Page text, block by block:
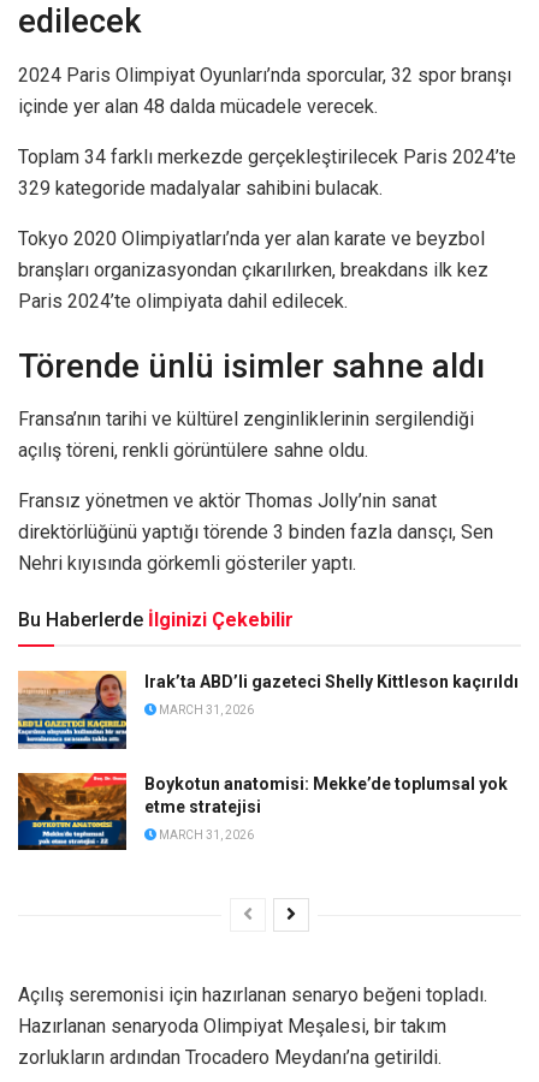
edilecek
2024 Paris Olimpiyat Oyunları’nda sporcular, 32 spor branşı
içinde yer alan 48 dalda mücadele verecek.
Toplam 34 farklı merkezde gerçekleştirilecek Paris 2024’te
329 kategoride madalyalar sahibini bulacak.
Tokyo 2020 Olimpiyatları’nda yer alan karate ve beyzbol
branşları organizasyondan çıkarılırken, breakdans ilk kez
Paris 2024’te olimpiyata dahil edilecek.
Törende ünlü isimler sahne aldı
Fransa’nın tarihi ve kültürel zenginliklerinin sergilendiği
açılış töreni, renkli görüntülere sahne oldu.
Fransız yönetmen ve aktör Thomas Jolly’nin sanat
direktörlüğünü yaptığı törende 3 binden fazla dansçı, Sen
Nehri kıyısında görkemli gösteriler yaptı.
Bu Haberlerde İlginizi Çekebilir
Irak’ta ABD’li gazeteci Shelly Kittleson kaçırıldı
MARCH 31, 2026
Boykotun anatomisi: Mekke’de toplumsal yok
etme stratejisi
MARCH 31, 2026
Açılış seremonisi için hazırlanan senaryo beğeni topladı.
Hazırlanan senaryoda Olimpiyat Meşalesi, bir takım
zorlukların ardından Trocadero Meydanı’na getirildi.